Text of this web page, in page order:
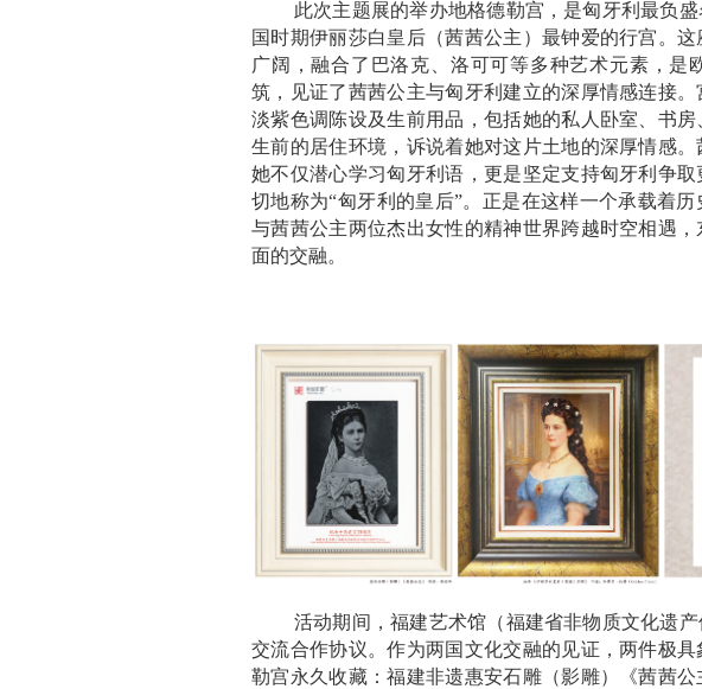
此次主题展的举办地格德勒宫，是匈牙利最负
国时期伊丽莎白皇后（茜茜公主）最钟爱的行宫。
广阔，融合了巴洛克、洛可可等多种艺术元素，是
筑，见证了茜茜公主与匈牙利建立的深厚情感连接
淡紫色调陈设及生前用品，包括她的私人卧室、书
生前的居住环境，诉说着她对这片土地的深厚情感。
她不仅潜心学习匈牙利语，更是坚定支持匈牙利争
切地称为“匈牙利的皇后”。正是在这样一个承载着
与茜茜公主两位杰出女性的精神世界跨越时空相遇
面的交融。
活动期间，福建艺术馆（福建省非物质文化遗
交流合作协议。作为两国文化交融的见证，两件极
勒宫永久收藏：福建非遗惠安石雕（影雕）《茜茜